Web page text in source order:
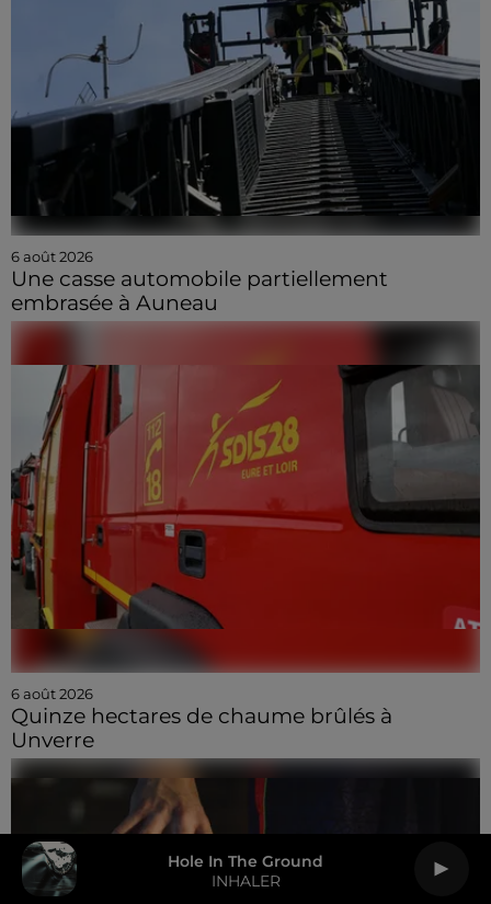
Hole In The Ground
INHALER
6 août 2026
Une casse automobile partiellement
embrasée à Auneau
6 août 2026
Quinze hectares de chaume brûlés à
Unverre